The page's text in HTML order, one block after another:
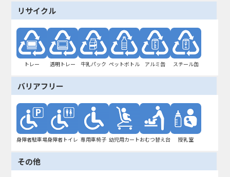
リサイクル
トレー 透明トレー 牛乳パック ペットボトル アルミ缶 スチール缶
バリアフリー
身障者駐車場身障者トイレ 専用車椅子 幼児用カートおむつ替え台 授乳室
その他